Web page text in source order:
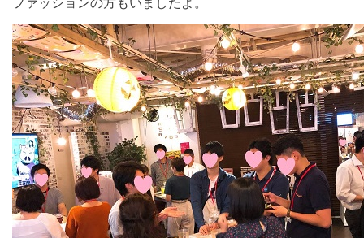
ファッションの方もいましたよ。